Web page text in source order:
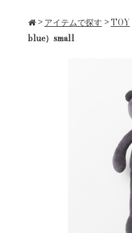
> アイテムで探す>TOY
blue）small